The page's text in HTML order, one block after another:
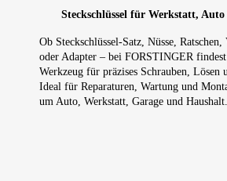
Steckschlüssel für Werkstatt,
Ob Steckschlüssel-Satz, Nüsse, Ratschen,
oder Adapter – bei FORSTINGER findest
Werkzeug für präzises Schrauben, Lösen
Ideal für Reparaturen, Wartung und
um Auto, Werkstatt, Garage und Haushalt.